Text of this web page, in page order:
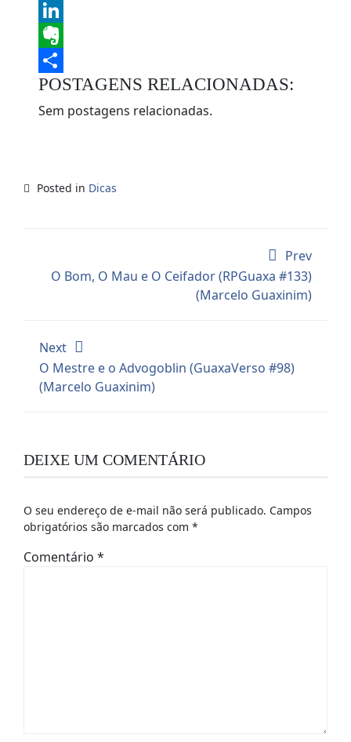
Tumblr
LinkedIn
Evernote
Share
POSTAGENS RELACIONADAS:
Sem postagens relacionadas.
Posted in Dicas
Prev
O Bom, O Mau e O Ceifador (RPGuaxa #133)
(Marcelo Guaxinim)
Next
O Mestre e o Advogoblin (GuaxaVerso #98)
(Marcelo Guaxinim)
DEIXE UM COMENTÁRIO
O seu endereço de e-mail não será publicado. Campos
obrigatórios são marcados com *
Comentário *